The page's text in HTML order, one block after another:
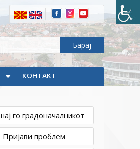
КОНТАКТ
го градоначалникот
Пријави проблем